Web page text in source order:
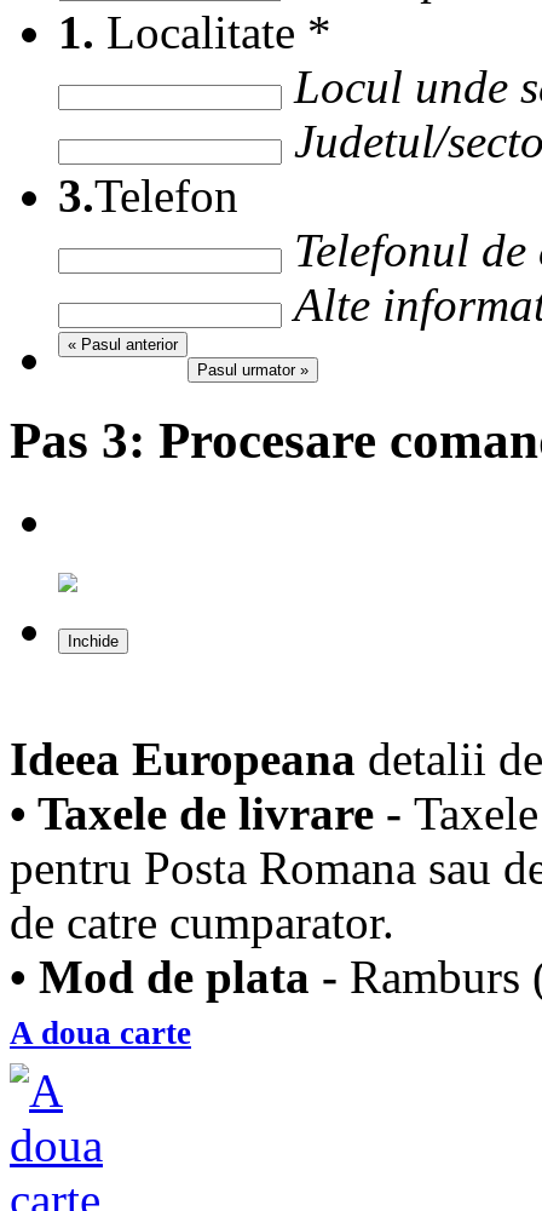
1. Localitate *
Locul unde
Judetul/
3.Telefon
Telefonul
Alte
« Pasul anterior
Pasul urmator »
Pas 3: Procesare
Inchide
Ideea Europeana detalii
• Taxele de livrare -
pentru Posta Romana sau
de catre cumparator.
• Mod de plata - Ramburs
A doua carte